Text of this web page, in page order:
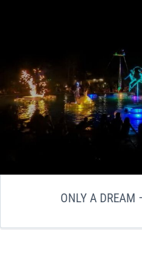
ONLY A DREAM